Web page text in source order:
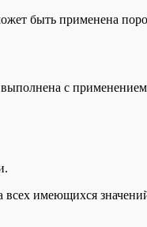
быть применена
с применением
всех имеющихся